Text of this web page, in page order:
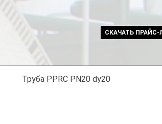
СКАЧАТЬ ПРАЙС-
Труба PPRC PN20 dy20